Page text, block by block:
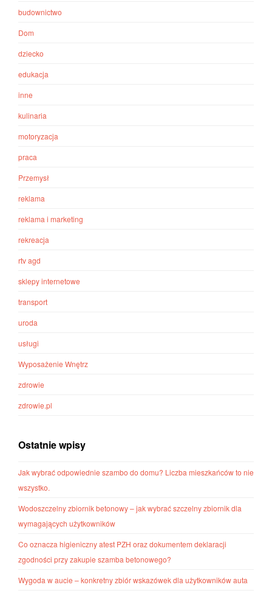
budownictwo
Dom
dziecko
edukacja
inne
kulinaria
motoryzacja
praca
Przemysł
reklama
reklama i marketing
rekreacja
rtv agd
sklepy internetowe
transport
uroda
usługi
Wyposażenie Wnętrz
zdrowie
zdrowie.pl
Ostatnie wpisy
Jak wybrać odpowiednie szambo do domu? Liczba mieszkańców to nie
wszystko.
Wodoszczelny zbiornik betonowy – jak wybrać szczelny zbiornik dla
wymagających użytkowników
Co oznacza higieniczny atest PZH oraz dokumentem deklaracji
zgodności przy zakupie szamba betonowego?
Wygoda w aucie – konkretny zbiór wskazówek dla użytkowników auta